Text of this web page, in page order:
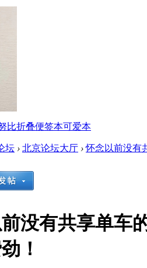
比折叠便签本可爱本
坛 › 北京论坛大厅 › 怀念以前没有
没有共享单车
！